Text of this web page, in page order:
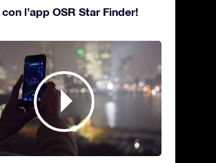
l’app OSR Star Finder!